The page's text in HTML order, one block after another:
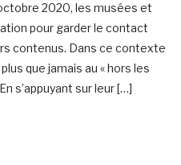
2020, les musées et
pour garder le contact
contenus. Dans ce contexte
que jamais au « hors les
s’appuyant sur leur […]